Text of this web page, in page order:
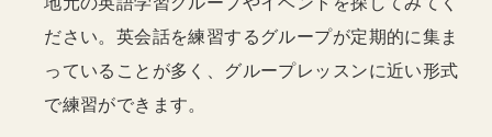
ださい。英会話を練習するグループが定期的に集ま
っていることが多く、グループレッスンに近い形式
で練習ができます。